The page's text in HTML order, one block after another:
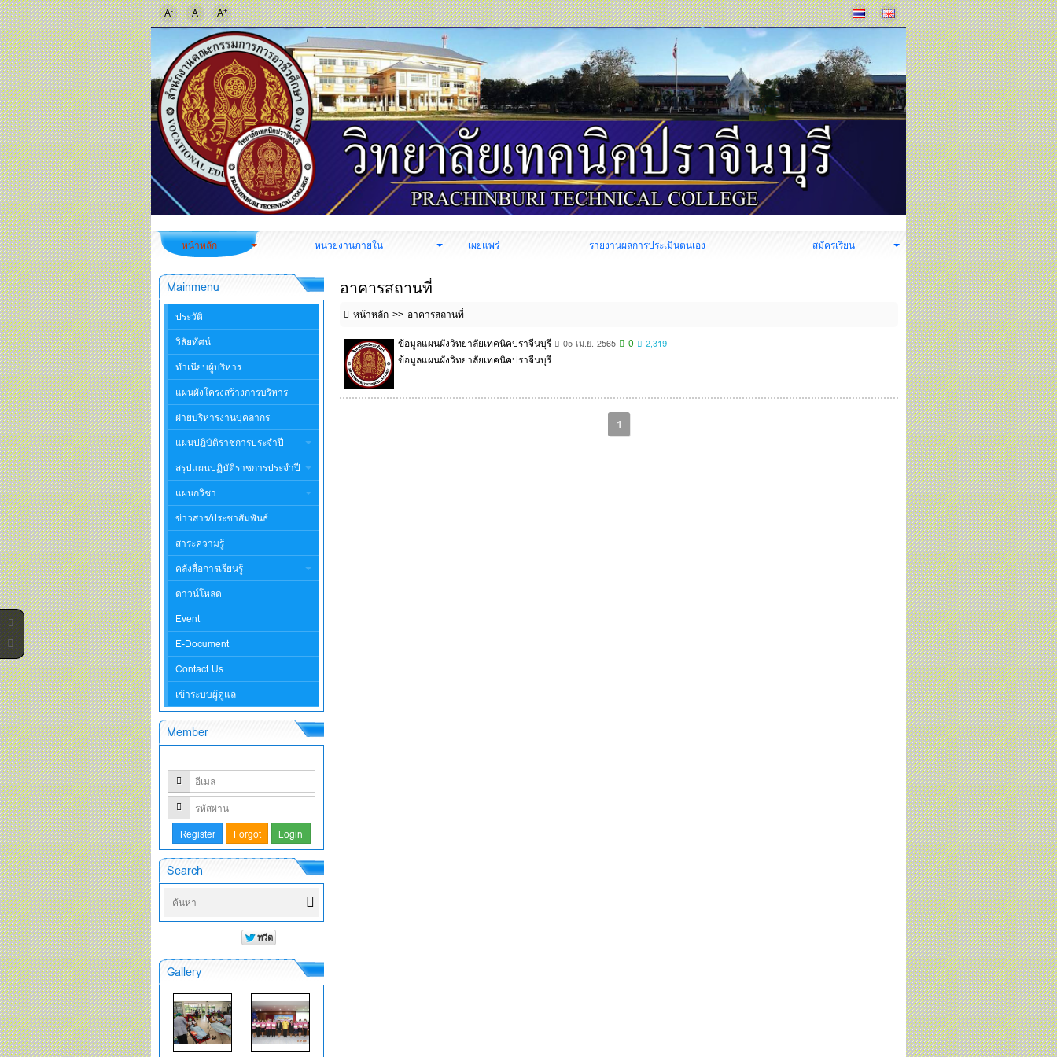
A- A A+
หน้าหลัก หน่วยงานภายใน เผยแพร่ รายงานผลการประเมินตนเอง สมัครเรียน
อาคารสถานที่
หน้าหลัก
อาคารสถานที่
ข้อมูลแผนผังวิทยาลัยเทคนิคปราจีนบุรี
05 เม.ย. 2565 0 2,319
ข้อมูลแผนผังวิทยาลัยเทคนิคปราจีนบุรี
1
Mainmenu
ประวัติ
วิสัยทัศน์
ทำเนียบผู้บริหาร
แผนผังโครงสร้างการบริหาร
ฝ่ายบริหารงานบุคลากร
แผนปฏิบัติราชการประจำปี
สรุปแผนปฏิบัติราชการประจำปี
แผนกวิชา
ข่าวสาร/ประชาสัมพันธ์
สาระความรู้
คลังสื่อการเรียนรู้
ดาวน์โหลด
Event
E-Document
Contact Us
เข้าระบบผู้ดูแล
Member
Search
Gallery